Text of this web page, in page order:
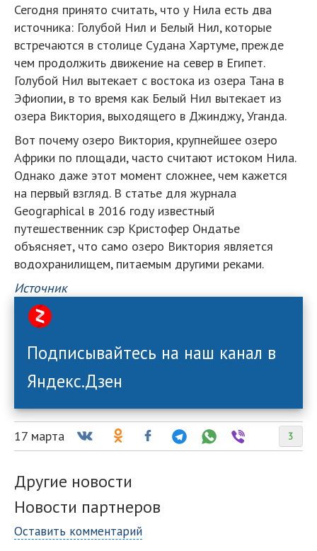
Сегодня принято считать, что у Нила есть два
источника: Голубой Нил и Белый Нил, которые
встречаются в столице Судана Хартуме, прежде
чем продолжить движение на север в Египет.
Голубой Нил вытекает с востока из озера Тана в
Эфиопии, в то время как Белый Нил вытекает из
озера Виктория, выходящего в Джинджу, Уганда.
Вот почему озеро Виктория, крупнейшее озеро
Африки по площади, часто считают истоком Нила.
Однако даже этот момент сложнее, чем кажется
на первый взгляд. В статье для журнала
Geographical в 2016 году известный
путешественник сэр Кристофер Ондатье
объясняет, что само озеро Виктория является
водохранилищем, питаемым другими реками.
Источник
Подписывайтесь на наш канал в
Яндекс.Дзен
3
17 марта
Другие новости
Новости партнеров
Оставить комментарий